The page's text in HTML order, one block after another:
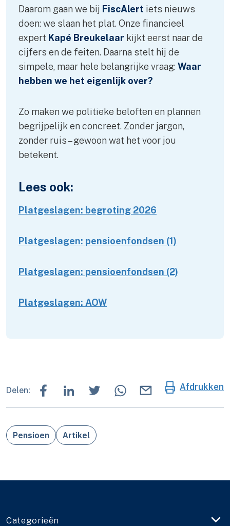
Daarom gaan we bij FiscAlert iets nieuws
doen: we slaan het plat. Onze financieel
expert Kapé Breukelaar kijkt eerst naar de
cijfers en de feiten. Daarna stelt hij de
simpele, maar hele belangrijke vraag: Waar
hebben we het eigenlijk over?
Zo maken we politieke beloften en plannen
begrijpelijk en concreet. Zonder jargon,
zonder ruis – gewoon wat het voor jou
betekent.
Lees ook:
Platgeslagen: begroting 2026
Platgeslagen: pensioenfondsen (1)
Platgeslagen: pensioenfondsen (2)
Platgeslagen: AOW
Delen: Afdrukken
Pensioen Artikel
Categorieën